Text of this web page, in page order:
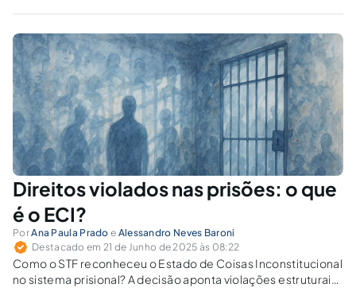
imediato da autoridade custodiante, sob pena de
responsabilidade.
Direitos violados nas prisões: o que
é o ECI?
PorAna Paula Prado e Alessandro Neves Baroni
Destacado em 21 de Junho de 2025 às 08:22
Como o STF reconheceu o Estado de Coisas Inconstitucional
no sistema prisional? A decisão aponta violações estruturais